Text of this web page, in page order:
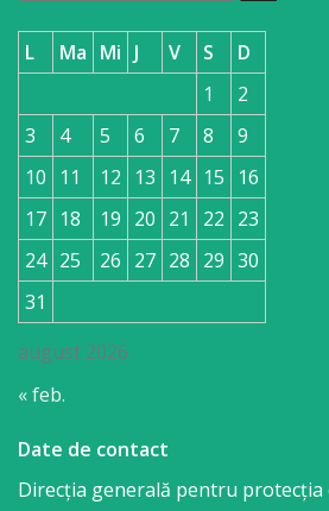
august 2026
L Ma Mi J V S
D
1
2
3
4 5 6 7 8
9
10
11 12 13 14 15
16
17 18 19 20 21 22 23
24 25 26 27 28 29 30
31
« feb.
Date de contact
Direcția generală pentru